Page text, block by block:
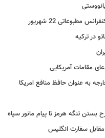
مطبوعاتی 22 شهریور
در ترکیه
مقامات آمریکایی
به عنوان حافظ منافع امریکا
تنگه هرمز تا پیام مانور سپاه
مقابل سفارت انگلیس